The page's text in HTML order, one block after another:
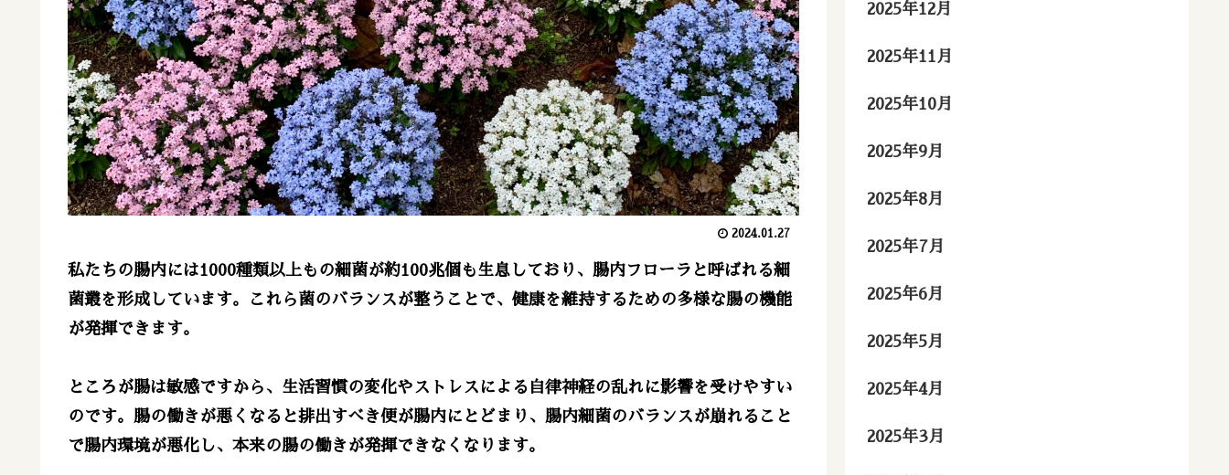
2024.01.27
私たちの腸内には1000種類以上もの細菌が約100兆個も生息しており、腸内フローラと呼ばれる細
菌叢を形成しています。これら菌のバランスが整うことで、健康を維持するための多様な腸の機能
が発揮できます。
ところが腸は敏感ですから、生活習慣の変化やストレスによる自律神経の乱れに影響を受けやすい
のです。腸の働きが悪くなると排出すべき便が腸内にとどまり、腸内細菌のバランスが崩れること
で腸内環境が悪化し、本来の腸の働きが発揮できなくなります。
2025年12月
2025年11月
2025年10月
2025年9月
2025年8月
2025年7月
2025年6月
2025年5月
2025年4月
2025年3月